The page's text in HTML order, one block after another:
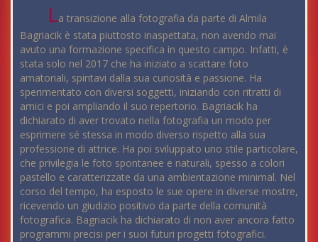
La transizione alla fotografia da parte di Almila
Bagriacik è stata piuttosto inaspettata, non avendo mai
avuto una formazione specifica in questo campo. Infatti, è
stata solo nel 2017 che ha iniziato a scattare foto
amatoriali, spintavi dalla sua curiosità e passione. Ha
sperimentato con diversi soggetti, iniziando con ritratti di
amici e poi ampliando il suo repertorio. Bagriacik ha
dichiarato di aver trovato nella fotografia un modo per
esprimere sé stessa in modo diverso rispetto alla sua
professione di attrice. Ha poi sviluppato uno stile particolare,
che privilegia le foto spontanee e naturali, spesso a colori
pastello e caratterizzate da una ambientazione minimal. Nel
corso del tempo, ha esposto le sue opere in diverse mostre,
ricevendo un giudizio positivo da parte della comunità
fotografica. Bagriacik ha dichiarato di non aver ancora fatto
programmi precisi per i suoi futuri progetti fotografici.